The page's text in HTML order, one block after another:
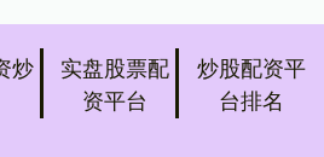
炒
实盘股票配
资平台
炒股配资平
台排名